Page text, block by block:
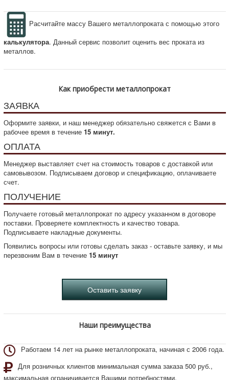
Расчитайте массу Вашего металлопроката с помощью этого
калькулятора. Данный сервис позволит оценить вес проката из
металлов.
Как приобрести металлопрокат
ЗАЯВКА
Оформите заявки, и наш менеджер обязательно свяжется с Вами в
рабочее время в течение 15 минут.
ОПЛАТА
Менеджер выставляет счет на стоимость товаров с доставкой или
самовывозом. Подписываем договор и спецификацию, оплачиваете
счет.
ПОЛУЧЕНИЕ
Получаете готовый металлопрокат по адресу указанном в договоре
поставки. Проверяете комплектность и качество товара.
Подписываете накладные документы.
Появились вопросы или готовы сделать заказ - оставьте заявку, и мы
перезвоним Вам в течение 15 минут
Наши преимущества
Работаем 14 лет на рынке металлопроката, начиная с 2006 года.
Для розничных клиентов минимальная сумма заказа 500 руб.,
максимальная ограничивается Вашими потребностями.